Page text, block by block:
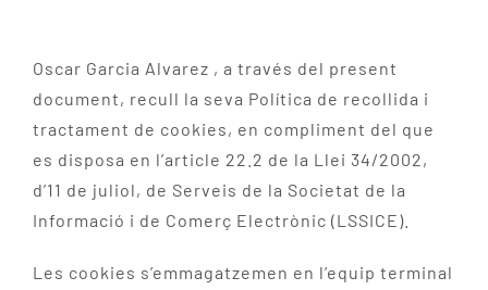
Oscar Garcia Alvarez , a través del present
document, recull la seva Política de recollida i
tractament de cookies, en compliment del que
es disposa en l’article 22.2 de la Llei 34/2002,
d’11 de juliol, de Serveis de la Societat de la
Informació i de Comerç Electrònic (LSSICE).
Les cookies s’emmagatzemen en l’equip terminal